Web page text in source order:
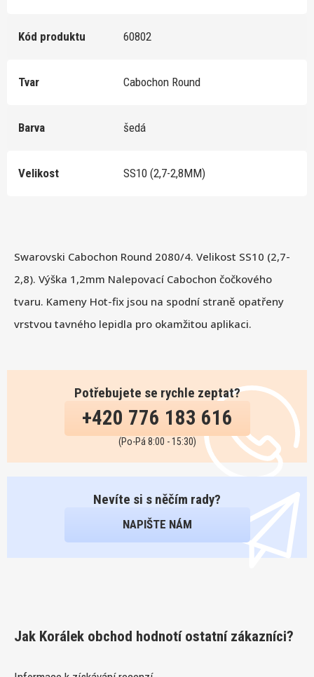
Swarovski Cabochon Round 2080/4. Velikost SS10 (2,7-
2,8). Výška 1,2mm Nalepovací Cabochon čočkového
tvaru. Kameny Hot-fix jsou na spodní straně opatřeny
vrstvou tavného lepidla pro okamžitou aplikaci.
Potřebujete se rychle zeptat?
+420 776 183 616
(Po-Pá 8:00 - 15:30)
Nevíte si s něčím rady?
NAPIŠTE NÁM
Jak Korálek obchod hodnotí ostatní zákazníci?
Kód produktu 60802
Tvar Cabochon Round
Barva šedá
Velikost SS10 (2,7-2,8MM)